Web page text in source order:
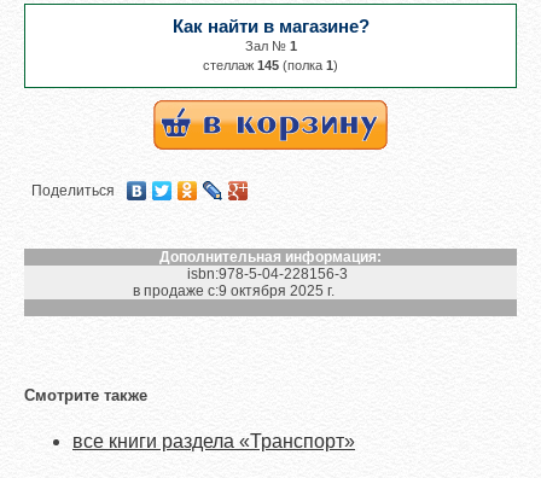
Поделиться
Дополнительная информация:
isbn:978-5-04-228156-3
в продаже с:9 октября 2025 г.
Смотрите также
все книги раздела «Транспорт»
Как найти в магазине?
Зал № 1
cтеллаж 145 (полка 1)